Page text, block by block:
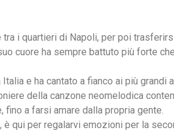
i quartieri di Napoli, per poi
cuore ha sempre battuto più forte
e ha cantato a fianco ai più grandi
della canzone neomelodica
fino a farsi amare dalla propria gente.
qui per regalarvi emozioni per la